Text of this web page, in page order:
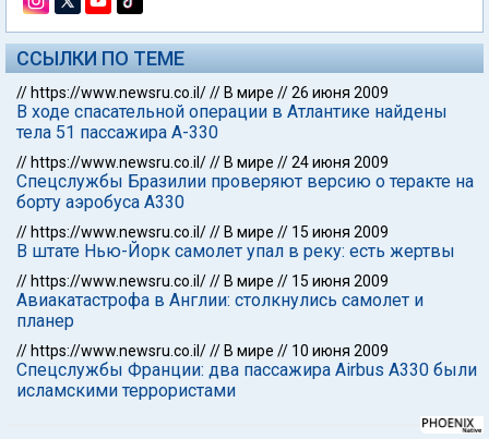
ССЫЛКИ ПО ТЕМЕ
// https://www.newsru.co.il/// В мире //26 июня 2009
В ходе спасательной операции в Атлантике найдены
тела 51 пассажира A-330
// https://www.newsru.co.il/// В мире //24 июня 2009
Спецслужбы Бразилии проверяют версию о теракте на
борту аэробуса А330
// https://www.newsru.co.il/// В мире // 15 июня 2009
В штате Нью-Йорк самолет упал в реку: есть жертвы
// https://www.newsru.co.il/// В мире // 15 июня 2009
Авиакатастрофа в Англии: столкнулись самолет и
планер
// https://www.newsru.co.il/// В мире // 10 июня 2009
Спецслужбы Франции: два пассажира Airbus А330 были
исламскими террористами